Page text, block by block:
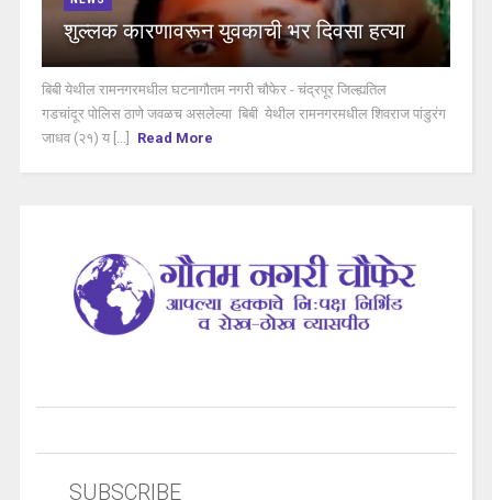
शुल्लक कारणावरून युवकाची भर दिवसा हत्या
बिबी येथील रामनगरमधील घटनागौतम नगरी चौफेर - चंद्रपूर जिल्ह्यतिल
गडचांदूर पोलिस ठाणे जवळच असलेल्या बिबी येथील रामनगरमधील शिवराज पांडुरंग
जाधव (२१) य [...]
Read More
SUBSCRIBE